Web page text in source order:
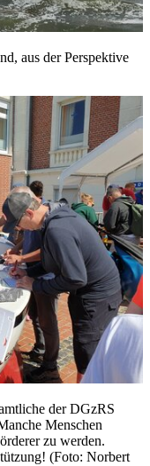
aus der Perspektive
der DGzRS
Menschen
zu werden.
(Foto: Norbert